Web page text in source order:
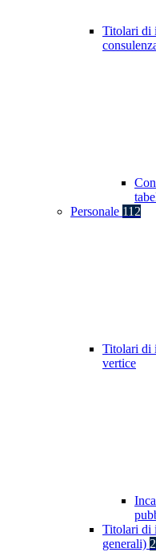
Titolari di
Personale 112
Titolari di
vertice
Titolari di
generali)